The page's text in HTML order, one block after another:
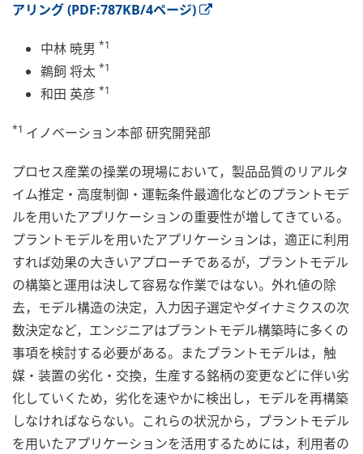
アリング (PDF:787KB/4ページ)
中林 暁男 *1
鵜飼 将太 *1
和田 英彦 *1
*1 イノベーション本部 研究開発部
プロセス産業の操業の現場において，製品品質のリアルタ
イム推定・高度制御・運転条件最適化などのプラントモデ
ルを用いたアプリケーションの重要性が増してきている。
プラントモデルを用いたアプリケーションは，適正に利用
すれば効果の大きいアプローチであるが，プラントモデル
の構築と運用は決して容易な作業ではない。外れ値の除
去，モデル構造の決定，入力因子選定やダイナミクスの次
数決定など，エンジニアはプラントモデル構築時に多くの
事項を検討する必要がある。またプラントモデルは，触
媒・装置の劣化・交換，生産する銘柄の変更などに伴い劣
化していくため，劣化を速やかに検出し，モデルを再構築
しなければならない。これらの状況から，プラントモデル
を用いたアプリケーションを活用するためには，利用者の